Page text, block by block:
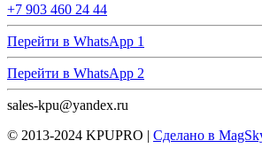
+7 903 460 24 44
Перейти в WhatsApp 1
Перейти в WhatsApp 2
sales-kpu@yandex.ru
© 2013-2024 KPUPRO | Сделано в